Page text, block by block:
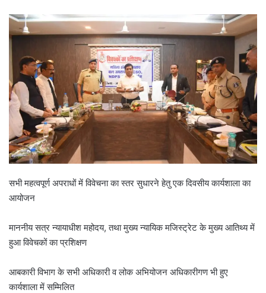
सभी महत्वपूर्ण अपराधों में विवेचना का स्तर सुधारने हेतु एक दिवसीय कार्यशाला का
आयोजन
माननीय सत्र न्यायाधीश महोदय, तथा मुख्य न्यायिक मजिस्ट्रेट के मुख्य आतिथ्य में
हुआ विवेचकों का प्रशिक्षण
आबकारी विभाग के सभी अधिकारी व लोक अभियोजन अधिकारीगण भी हुए
कार्यशाला में सम्मिलित